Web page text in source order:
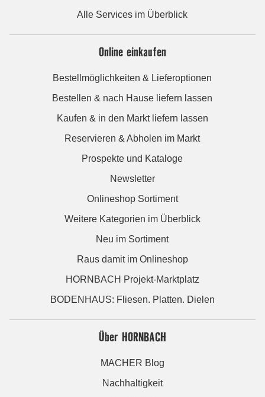
Alle Services im Überblick
Online einkaufen
Bestellmöglichkeiten & Lieferoptionen
Bestellen & nach Hause liefern lassen
Kaufen & in den Markt liefern lassen
Reservieren & Abholen im Markt
Prospekte und Kataloge
Newsletter
Onlineshop Sortiment
Weitere Kategorien im Überblick
Neu im Sortiment
Raus damit im Onlineshop
HORNBACH Projekt-Marktplatz
BODENHAUS: Fliesen. Platten. Dielen
Über HORNBACH
MACHER Blog
Nachhaltigkeit